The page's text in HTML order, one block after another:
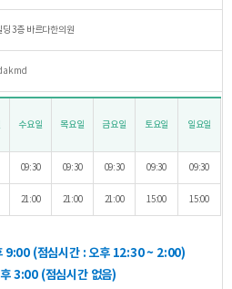
3층 바르다한의원
수요일 목요일 금요일 토요일 일요일
09:30 09:30 09:30 09:30 09:30
21:00 21:00 21:00 15:00 15:00
9:00 (점심시간 : 오후 12:30 ~ 2:00)
3:00 (점심시간 없음)